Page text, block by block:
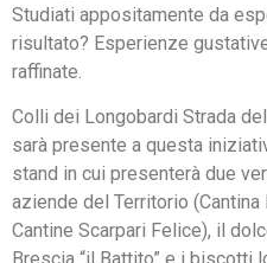
Studiati appositamente da
risultato? Esperienze
raffinate.
Colli dei Longobardi Strada
sarà presente a questa
stand in cui presenterà due
aziende del Territorio
Cantine Scarpari Felice), il